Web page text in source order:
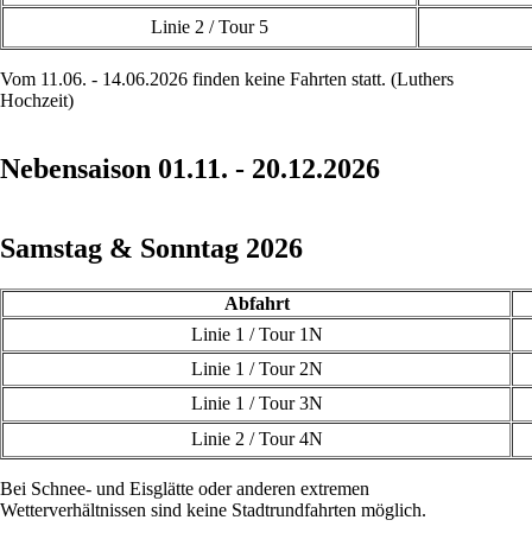
Linie 2 / Tour 5
Vom 11.06. - 14.06.2026 finden keine Fahrten statt. (Luthers
Hochzeit)
Nebensaison 01.11. - 20.12.2026
Samstag & Sonntag 2026
Abfahrt
Linie 1 / Tour 1N
Linie 1 / Tour 2N
Linie 1 / Tour 3N
Linie 2 / Tour 4N
Bei Schnee- und Eisglätte oder anderen extremen
Wetterverhältnissen sind keine Stadtrundfahrten möglich.